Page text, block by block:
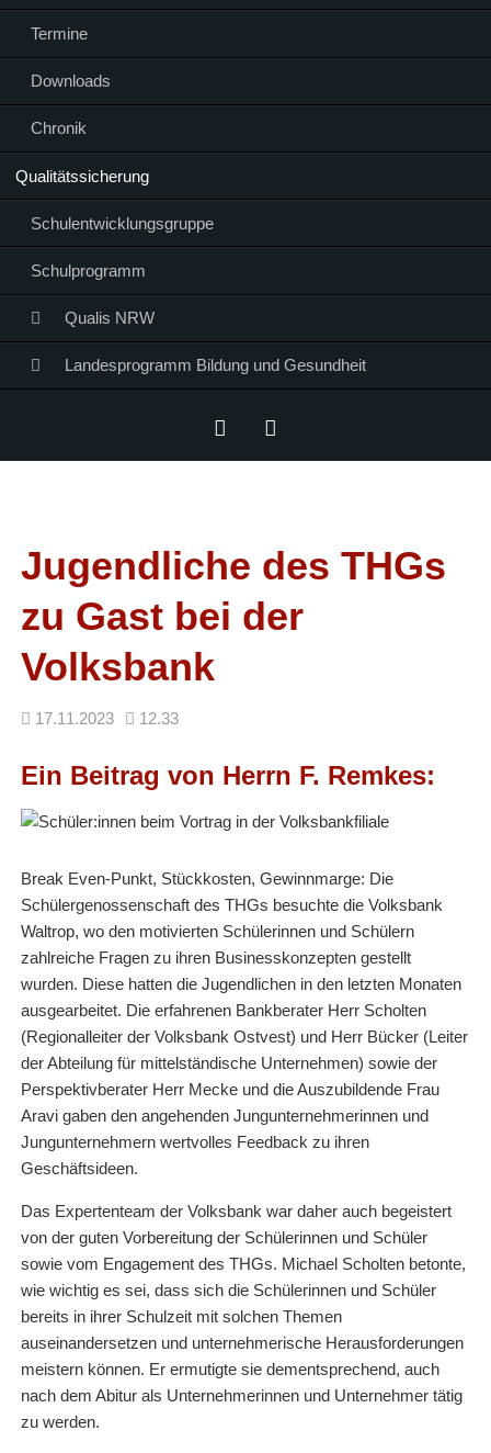
Termine
Downloads
Chronik
Qualitätssicherung
Schulentwicklungsgruppe
Schulprogramm
Qualis NRW
Landesprogramm Bildung und Gesundheit
Jugendliche des THGs
zu Gast bei der
Volksbank
17.11.2023 12.33
Ein Beitrag von Herrn F. Remkes:
Break Even-Punkt, Stückkosten, Gewinnmarge: Die
Schülergenossenschaft des THGs besuchte die Volksbank
Waltrop, wo den motivierten Schülerinnen und Schülern
zahlreiche Fragen zu ihren Businesskonzepten gestellt
wurden. Diese hatten die Jugendlichen in den letzten Monaten
ausgearbeitet. Die erfahrenen Bankberater Herr Scholten
(Regionalleiter der Volksbank Ostvest) und Herr Bücker (Leiter
der Abteilung für mittelständische Unternehmen) sowie der
Perspektivberater Herr Mecke und die Auszubildende Frau
Aravi gaben den angehenden Jungunternehmerinnen und
Jungunternehmern wertvolles Feedback zu ihren
Geschäftsideen.
Das Expertenteam der Volksbank war daher auch begeistert
von der guten Vorbereitung der Schülerinnen und Schüler
sowie vom Engagement des THGs. Michael Scholten betonte,
wie wichtig es sei, dass sich die Schülerinnen und Schüler
bereits in ihrer Schulzeit mit solchen Themen
auseinandersetzen und unternehmerische Herausforderungen
meistern können. Er ermutigte sie dementsprechend, auch
nach dem Abitur als Unternehmerinnen und Unternehmer tätig
zu werden.